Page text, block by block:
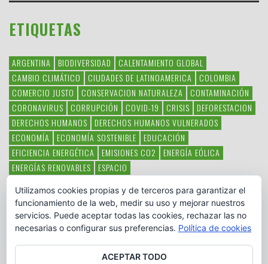
ETIQUETAS
ARGENTINA BIODIVERSIDAD
CALENTAMIENTO GLOBAL
CAMBIO CLIMÁTICO
CIUDADES DE LATINOAMERICA
COLOMBIA
COMERCIO JUSTO
CONSERVACION NATURALEZA
CONTAMINACIÓN
CORONAVIRUS
CORRUPCIÓN COVID-19 CRISIS
DEFORESTACION
DERECHOS HUMANOS
DERECHOS HUMANOS VULNERADOS
ECONOMÍA
ECONOMÍA SOSTENIBLE
EDUCACIÓN
EFICIENCIA ENERGÉTICA
EMISIONES CO2
ENERGÍA EÓLICA
ENERGÍAS RENOVABLES
ESPACIO
HAMBRE LATINOAMÉRICA MEDIO AMBIENTE
MÉXICO
OBJETIVOS DEL MILENIO
ONGS PAZ POBREZA POESÍA
POLITICA
PUEBLOS INDÍGENAS RSC RSE
SOBERANÍA ALIMENTARIA
SOLIDARIDAD SOSTENIBILIDAD TECNOLOGÍA VERTIDO PETROLEO
Utilizamos cookies propias y de terceros para garantizar el
funcionamiento de la web, medir su uso y mejorar nuestros
servicios. Puede aceptar todas las cookies, rechazar las no
necesarias o configurar sus preferencias. Política de cookies
ACEPTAR TODO